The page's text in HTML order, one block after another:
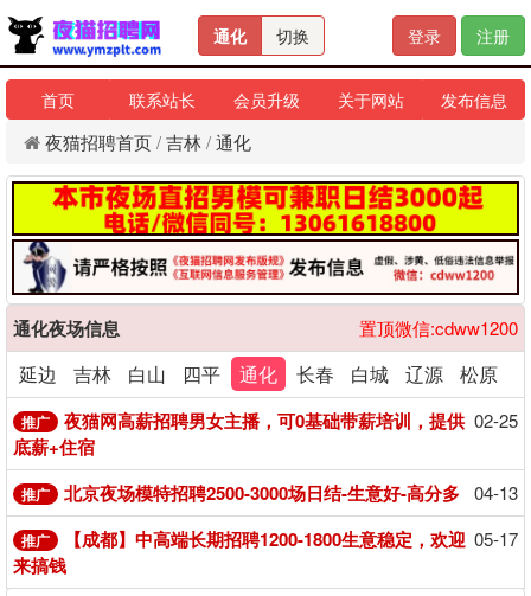
通化 切换 登录 注册
首页 联系站长 会员升级 关于网站 发布信息
夜猫招聘首页/吉林/通化
通化夜场信息 置顶微信:cdww1200
延边 吉林 白山 四平 通化 长春 白城 辽源 松原
02-25
推广
夜猫网高薪招聘男女主播，可0基础带薪培训，提供
底薪+住宿
04-13
推广 北京夜场模特招聘2500-3000场日结-生意好-高分多
05-17
推广
【成都】中高端长期招聘1200-1800生意稳定，欢迎
来搞钱